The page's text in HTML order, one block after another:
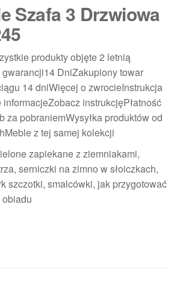
Szafa 3 Drzwiowa
produkty objęte 2 letnią
DniZakupiony towar
14 dniWięcej o zwrocieInstrukcja
informacjeZobacz instrukcjęPłatność
za pobraniemWysyłka produktów od
z tej samej kolekcji
zapiekane z ziemniakami,
serniczki na zimno w słoiczkach,
szczotki, smalcówki, jak przygotować